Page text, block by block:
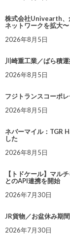
株式会社Univearth、
ネットワークを拡大〜
2026年8月5日
川崎重工業／ばら積
2026年8月5日
フジトランスコーポ
2026年8月5日
ネバーマイル：TGR
した
2026年8月5日
【トドケール】マル
とのAPI連携を開始
2026年7月30日
JR貨物／お盆休み期
2026年7月30日